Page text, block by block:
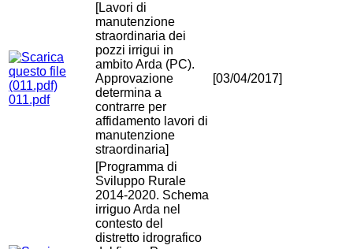
011.pdf
[Lavori di
manutenzione
straordinaria dei
pozzi irrigui in
ambito Arda (PC).
Approvazione
determina a
contrarre per
affidamento lavori di
manutenzione
straordinaria]
[03/04/2017]
[Programma di
Sviluppo Rurale
2014-2020. Schema
irriguo Arda nel
contesto del
distretto idrografico